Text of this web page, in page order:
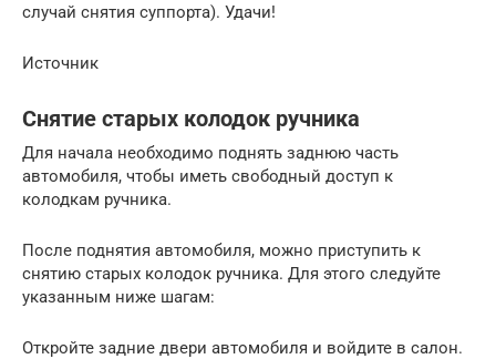
случай снятия суппорта). Удачи!
Источник
Снятие старых колодок ручника
Для начала необходимо поднять заднюю часть
автомобиля, чтобы иметь свободный доступ к
колодкам ручника.
После поднятия автомобиля, можно приступить к
снятию старых колодок ручника. Для этого следуйте
указанным ниже шагам:
Откройте задние двери автомобиля и войдите в салон.